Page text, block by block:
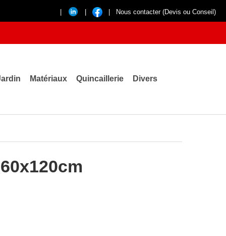
Nous contacter (Devis ou Conseil)
Matériaux Quincaillerie Divers